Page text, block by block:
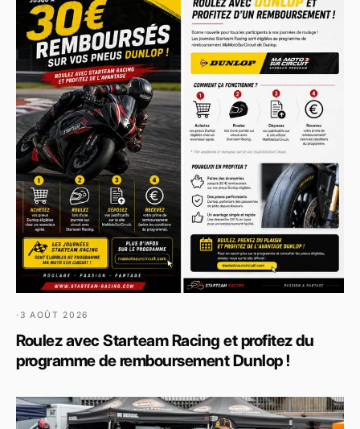
· 3 AOÛT 2026
Roulez avec Starteam Racing et profitez du
programme de remboursement Dunlop !